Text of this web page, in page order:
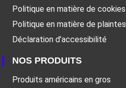
Politique en matière de cookies
Politique en matière de plaintes
Déclaration d’accessibilité
NOS PRODUITS
Produits américains en gros